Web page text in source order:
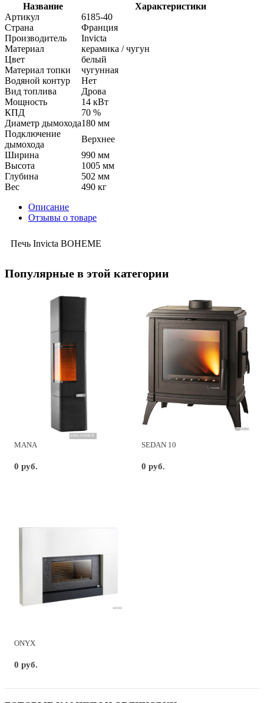
Название
Характеристики
Артикул
6185-40
Страна
Франция
Производитель
Invicta
Материал
керамика / чугун
Цвет
белый
Материал топки
чугунная
Водяной контур
Нет
Вид топлива
Дрова
Мощность
14 кВт
КПД
70 %
Диаметр дымохода180 мм
Подключение
дымохода
Верхнее
Ширина
990 мм
Высота
1005 мм
Глубина
502 мм
Вес
490 кг
Описание
Отзывы о товаре
Печь Invicta BOHEME
Популярные в этой категории
MANA
0 руб.
SEDAN 10
0 руб.
ONYX
0 руб.